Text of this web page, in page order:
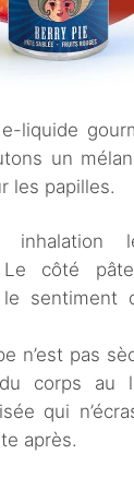
liquide
un
les papilles.
Le côté
sentiment
n’est pas
corps au
qui
après.